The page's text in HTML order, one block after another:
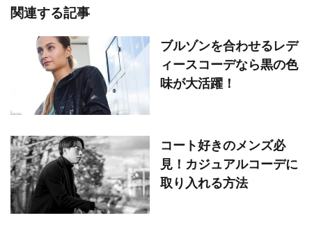
関連する記事
ブルゾンを合わせるレデ
ィースコーデなら黒の色
味が大活躍！
コート好きのメンズ必
見！カジュアルコーデに
取り入れる方法